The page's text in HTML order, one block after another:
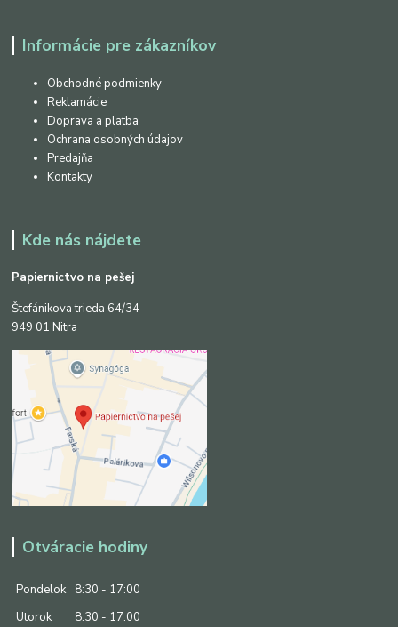
Informácie pre zákazníkov
Obchodné podmienky
Reklamácie
Doprava a platba
Ochrana osobných údajov
Predajňa
Kontakty
Kde nás nájdete
Papiernictvo na pešej
Štefánikova trieda 64/34
949 01 Nitra
Otváracie hodiny
Pondelok
8:30 - 17:00
Utorok
8:30 - 17:00